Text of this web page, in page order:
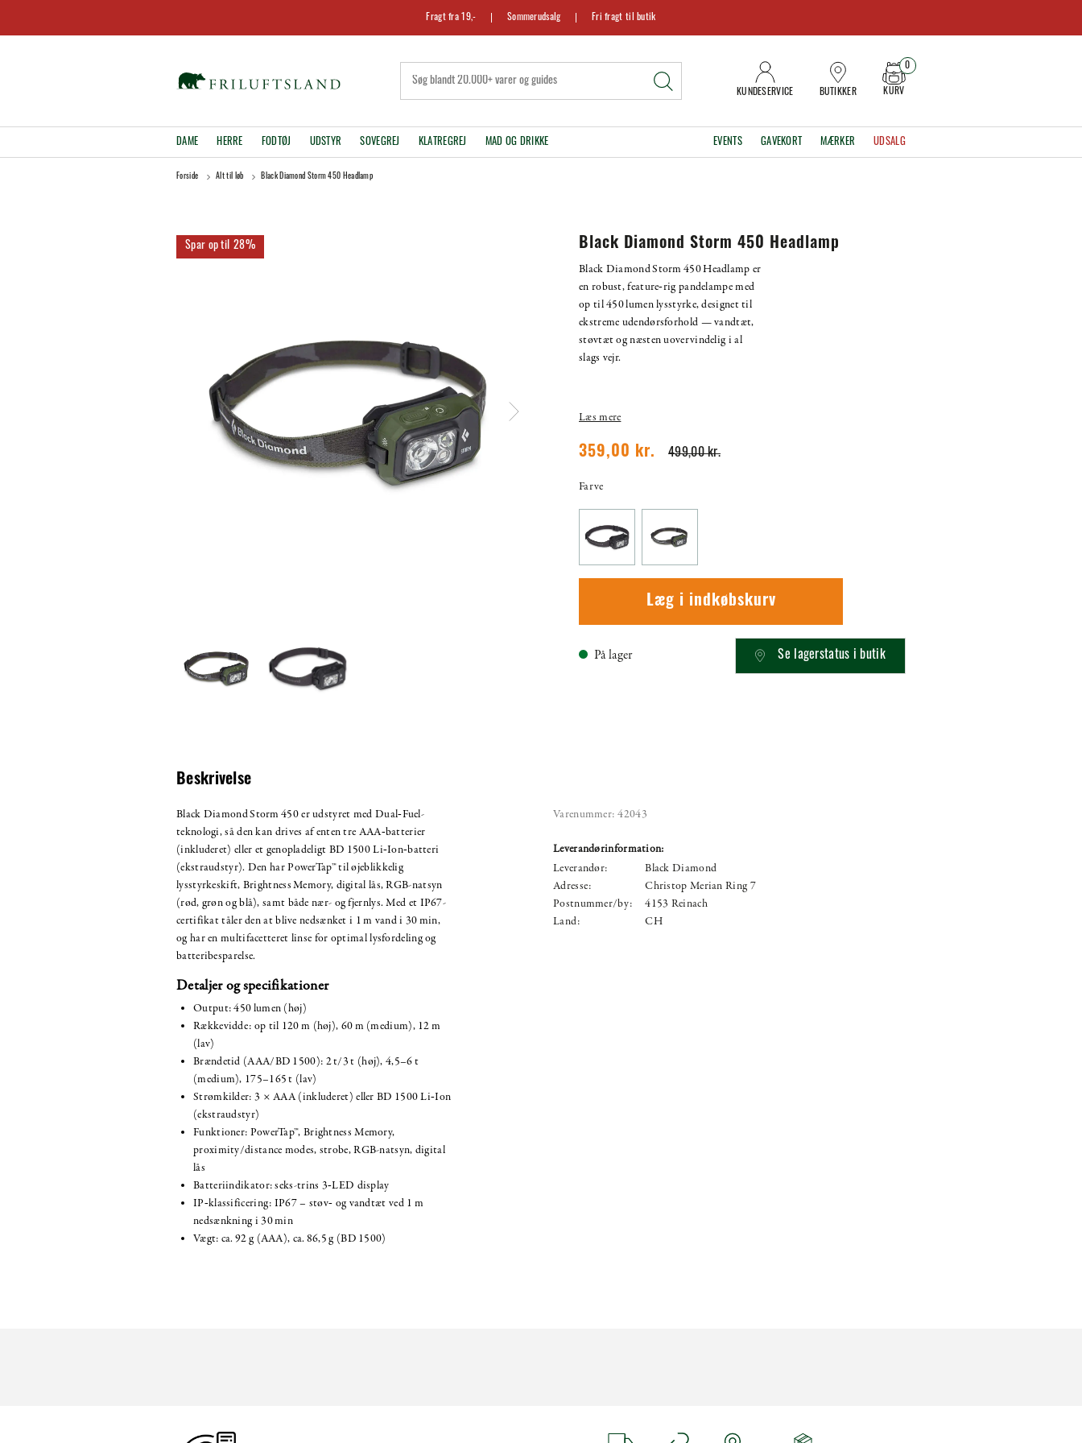
Fragt fra 19,- Sommerudsalg Fri fragt til butik
KUNDESERVICE BUTIKKER KURV
0
DAME HERRE FODTØJ UDSTYR SOVEGREJ KLATREGREJ MAD OG DRIKKE EVENTS GAVEKORT MÆRKER UDSALG
Forside Alt til løb Black Diamond Storm 450 Headlamp
28% Black Diamond Storm 450 Headlamp
Black Diamond Storm 450 Headlamp er
en robust, feature‑rig pandelampe med
op til 450 lumen lysstyrke, designet til
ekstreme udendørsforhold — vandtæt,
støvtæt og næsten uovervindelig i al
slags vejr.
Læs mere
499,00 kr.
359,00 kr.
Farve
Læg i indkøbskurv
På lager Se lagerstatus i butik
Beskrivelse
Black Diamond Storm 450 er udstyret med Dual‑Fuel-
teknologi, så den kan drives af enten tre AAA‑batterier
(inkluderet) eller et genopladeligt BD 1500 Li‑Ion‑batteri
(ekstraudstyr). Den har PowerTap™ til øjeblikkelig
lysstyrkeskift, Brightness Memory, digital lås, RGB-natsyn
(rød, grøn og blå), samt både nær- og fjernlys. Med et IP67-
certifikat tåler den at blive nedsænket i 1 m vand i 30 min,
og har en multifacetteret linse for optimal lysfordeling og
batteribesparelse.
Detaljer og specifikationer
Output: 450 lumen (høj)
Rækkevidde: op til 120 m (høj), 60 m (medium), 12 m
(lav)
Brændetid (AAA/BD 1500): 2 t/3 t (høj), 4,5–6 t
(medium), 175–165 t (lav)
Strømkilder: 3 × AAA (inkluderet) eller BD 1500 Li‑Ion
(ekstraudstyr)
Funktioner: PowerTap™, Brightness Memory,
proximity/distance modes, strobe, RGB-natsyn, digital
lås
Batteriindikator: seks-trins 3‑LED display
IP‑klassificering: IP67 – støv‑ og vandtæt ved 1 m
nedsænkning i 30 min
Vægt: ca. 92 g (AAA), ca. 86,5 g (BD 1500)
Varenummer: 42043
Leverandørinformation:
Leverandør:
Black Diamond
Adresse:
Christop Merian Ring 7
Postnummer/by:
4153 Reinach
Land:
CH